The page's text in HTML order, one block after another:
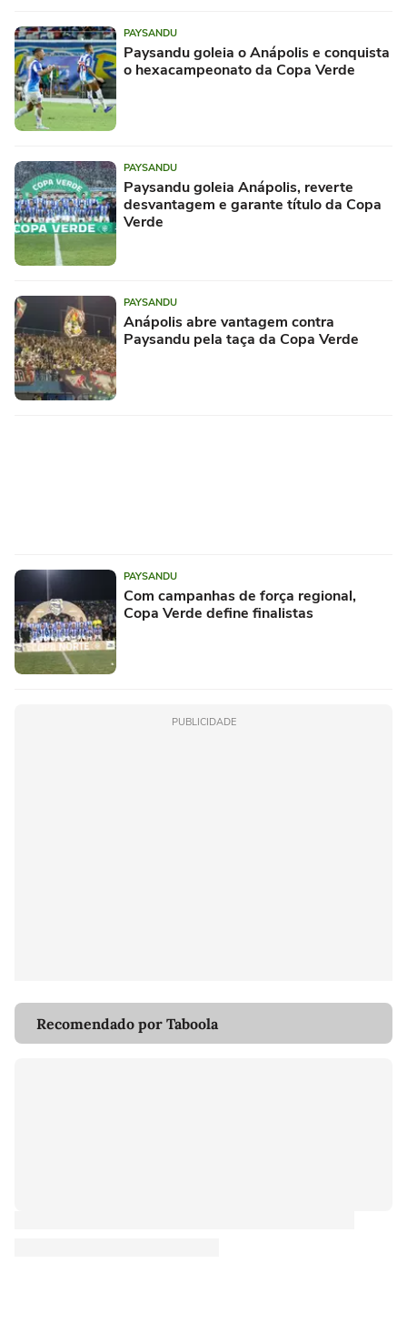
PAYSANDU
Paysandu goleia o Anápolis e conquista
o hexacampeonato da Copa Verde
PAYSANDU
Paysandu goleia Anápolis, reverte
desvantagem e garante título da Copa
Verde
PAYSANDU
Anápolis abre vantagem contra
Paysandu pela taça da Copa Verde
PAYSANDU
Com campanhas de força regional,
Copa Verde define finalistas
PUBLICIDADE
Recomendado por Taboola